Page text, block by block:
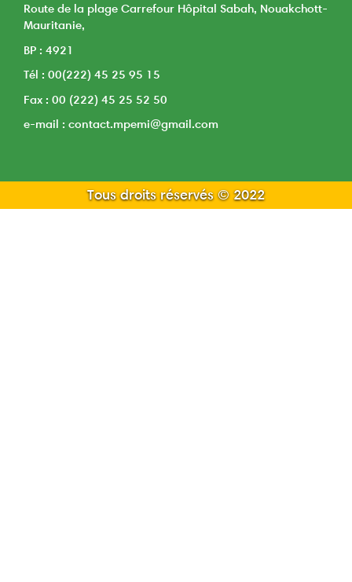
Route de la plage Carrefour Hôpital Sabah, Nouakchott-
Mauritanie,
BP : 4921
Tél : 00(222) 45 25 95 15
Fax : 00 (222) 45 25 52 50
e-mail : contact.mpemi@gmail.com
Tous droits réservés © 2022